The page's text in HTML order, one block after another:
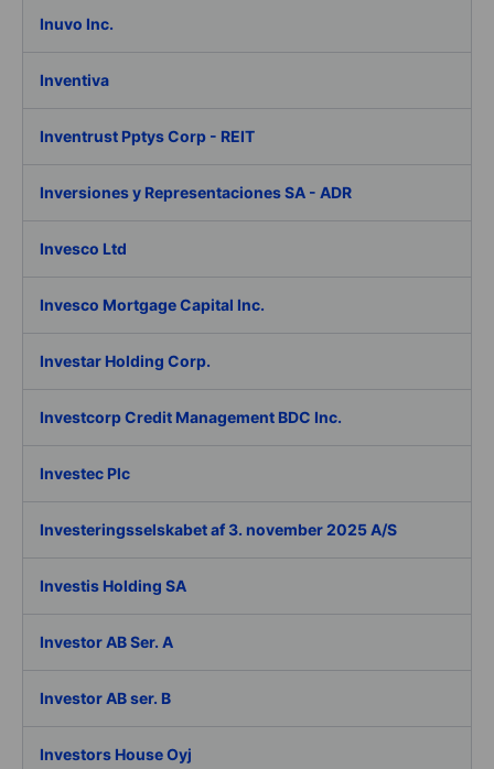
Inuvo Inc.
Inventiva
Inventrust Pptys Corp - REIT
Inversiones y Representaciones SA - ADR
Invesco Ltd
Invesco Mortgage Capital Inc.
Investar Holding Corp.
Investcorp Credit Management BDC Inc.
Investec Plc
Investeringsselskabet af 3. november 2025 A/S
Investis Holding SA
Investor AB Ser. A
Investor AB ser. B
Investors House Oyj